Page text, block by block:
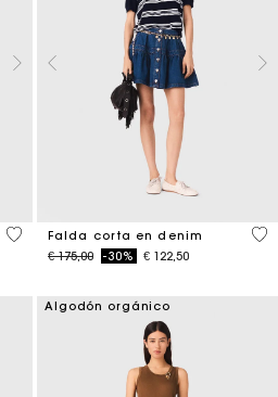
5 out of 5 Customer Rating
Falda corta en denim
Price reduced from
€ 175,00to-30% € 122,50
4,5
Algodón orgánico